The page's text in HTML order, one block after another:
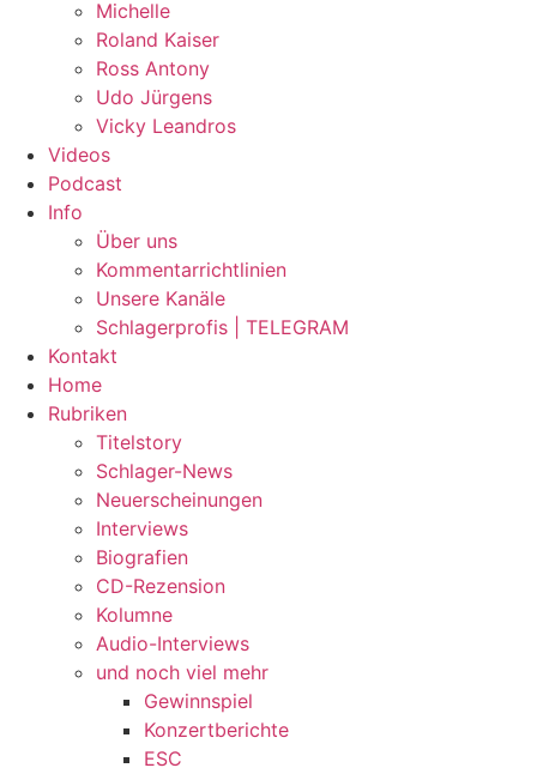
Michelle
Roland Kaiser
Ross Antony
Udo Jürgens
Vicky Leandros
Videos
Podcast
Info
Über uns
Kommentarrichtlinien
Unsere Kanäle
Schlagerprofis | TELEGRAM
Kontakt
Home
Rubriken
Titelstory
Schlager-News
Neuerscheinungen
Interviews
Biografien
CD-Rezension
Kolumne
Audio-Interviews
und noch viel mehr
Gewinnspiel
Konzertberichte
ESC